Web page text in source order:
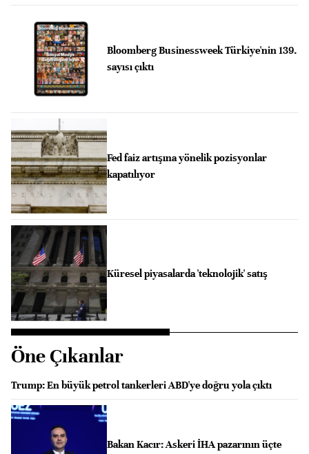
Bloomberg Businessweek Türkiye'nin 139.
sayısı çıktı
Fed faiz artışına yönelik pozisyonlar
kapatılıyor
Küresel piyasalarda 'teknolojik' satış
Öne Çıkanlar
Trump: En büyük petrol tankerleri ABD'ye doğru yola çıktı
Bakan Kacır: Askeri İHA pazarının üçte